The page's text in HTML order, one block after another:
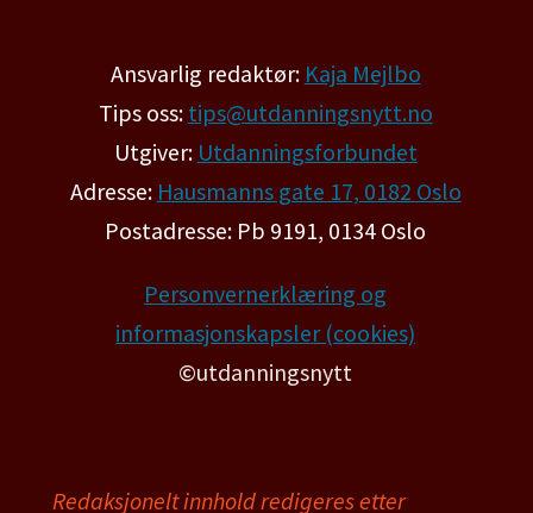
Ansvarlig redaktør: Kaja Mejlbo
Tips oss: tips@utdanningsnytt.no
Utgiver: Utdanningsforbundet
Adresse: Hausmanns gate 17, 0182 Oslo
Postadresse: Pb 9191, 0134 Oslo
Personvernerklæring og
informasjonskapsler (cookies)
©utdanningsnytt
Redaksjonelt innhold redigeres etter